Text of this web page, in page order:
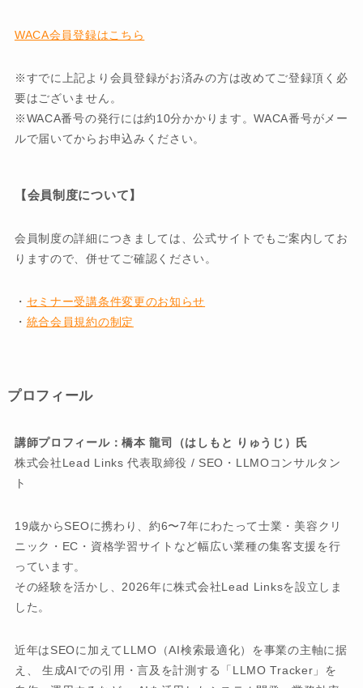
WACA会員登録はこちら
※すでに上記より会員登録がお済みの方は改めてご登録頂く必
要はございません。
※WACA番号の発行には約10分かかります。WACA番号がメー
ルで届いてからお申込みください。
【会員制度について】
会員制度の詳細につきましては、公式サイトでもご案内してお
りますので、併せてご確認ください。
・ セミナー受講条件変更のお知らせ
・ 統合会員規約の制定
プロフィール
講師プロフィール：橋本 龍司（はしもと りゅうじ）氏
株式会社Lead Links 代表取締役 / SEO・LLMOコンサルタン
ト
19歳からSEOに携わり、約6〜7年にわたって士業・美容クリ
ニック・EC・資格学習サイトなど幅広い業種の集客支援を行
っています。
その経験を活かし、2026年に株式会社Lead Linksを設立しま
した。
近年はSEOに加えてLLMO（AI検索最適化）を事業の主軸に据
え、 生成AIでの引用・言及を計測する「LLMO Tracker」を